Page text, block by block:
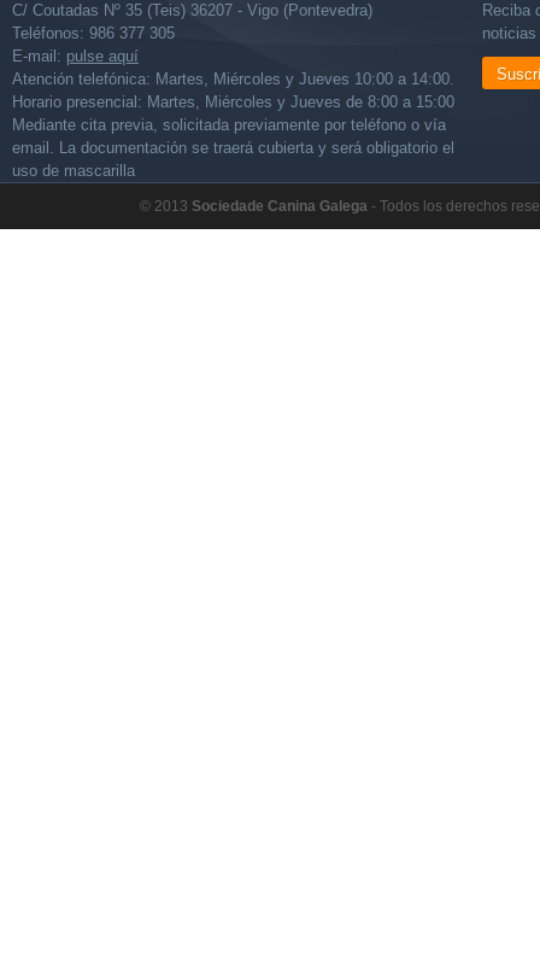
C/ Coutadas Nº 35 (Teis) 36207 - Vigo (Pontevedra)
Teléfonos: 986 377 305
E-mail: pulse aquí
Atención telefónica: Martes, Miércoles y Jueves 10:00 a 14:00.
Horario presencial: Martes, Miércoles y Jueves de 8:00 a 15:00
Mediante cita previa, solicitada previamente por teléfono o vía
email. La documentación se traerá cubierta y será obligatorio el
uso de mascarilla
Reciba
© 2013 Sociedade Canina Galega - Todos los derechos